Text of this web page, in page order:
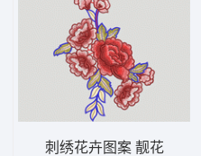
刺绣花卉图案 靓花